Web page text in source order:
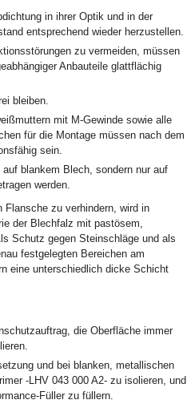
in ihrer Optik und in der
entsprechend wieder herzustellen.
zu vermeiden, müssen
Anbauteile glattflächig
bleiben.
mit M-Gewinde sowie alle
für die Montage müssen nach dem
sein.
blankem Blech, sondern nur auf
werden.
Flansche zu verhindern, wird in
der Blechfalz mit pastösem,
Schutz gegen Steinschläge und als
festgelegten Bereichen am
eine unterschiedlich dicke Schicht
die Oberfläche immer
und bei blanken, metallischen
-LHV 043 000 A2- zu isolieren, und
Füller zu füllern.